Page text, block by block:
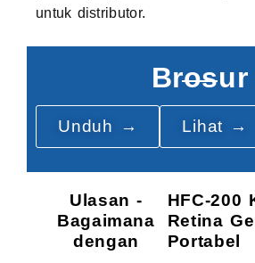
untuk distributor.
Brosur
Unduh → Lihat →
Ulasan -
Bagaimana
dengan
HFC-200
Retina
Portabel